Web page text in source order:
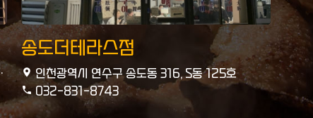
송도더테라스점
인천광역시 연수구 송도동 316, S동 125호
032-831-8743